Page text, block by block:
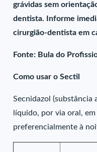
grávidas sem
dentista. Informe
cirurgião-dentista em
Fonte: Bula do
Como usar o Sectil
Secnidazol (substância
líquido, por via oral,
preferencialmente à